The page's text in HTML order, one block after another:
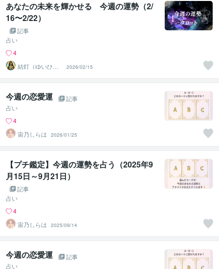
あなたの未来を輝かせる 今週の運勢（2/
16〜2/22）
記事
占い
4
結灯（ゆいひ）
♡未来への羅針
盤♡
2026/02/15
今週の恋愛運
記事
占い
4
宙乃しらは
2026/01/25
【プチ鑑定】今週の運勢を占う（2025年9
月15日～9月21日）
記事
占い
4
宙乃しらは
2025/09/14
今週の恋愛運
記事
占い